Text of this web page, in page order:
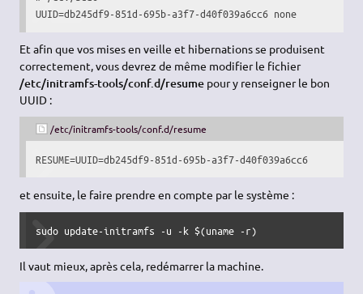
UUID=db245df9-851d-695b-a3f7-d40f039a6cc6 none
Et afin que vos mises en veille et hibernations se produisent
correctement, vous devrez de même modifier le fichier
/etc/initramfs-tools/conf.d/resume pour y renseigner le bon
UUID :
/etc/initramfs-tools/conf.d/resume
RESUME=UUID=db245df9-851d-695b-a3f7-d40f039a6cc6
et ensuite, le faire prendre en compte par le système :
sudo update-initramfs -u -k $(uname -r)
Il vaut mieux, après cela, redémarrer la machine.